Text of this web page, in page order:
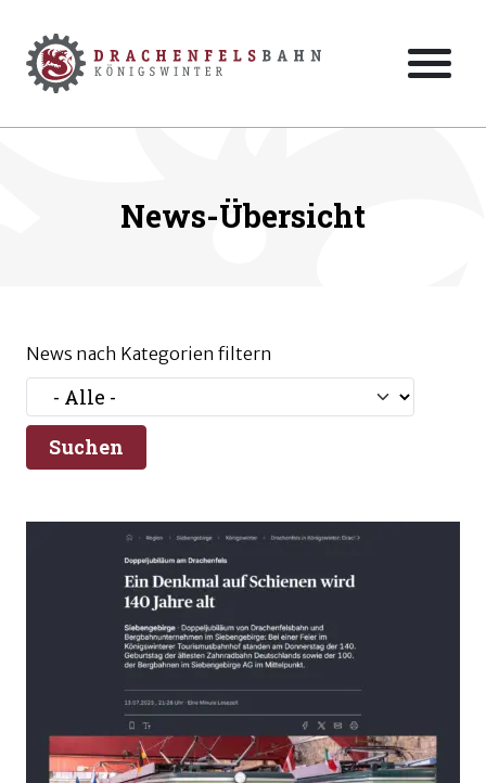
Zur Startseite navigieren
News-Übersicht
News nach Kategorien filtern
Suchen